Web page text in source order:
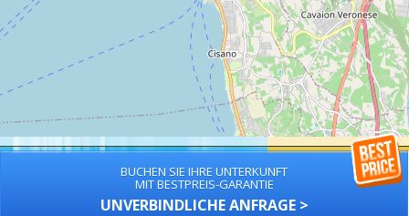
BUCHEN SIE IHRE UNTERKUNFT
MIT BESTPREIS-GARANTIE
UNVERBINDLICHE ANFRAGE >